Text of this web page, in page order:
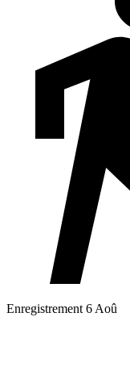
Enregistrement 6 Aoû